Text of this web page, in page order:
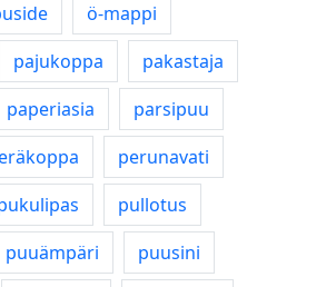
ö-mappi
pajukoppa
pakastaja
paperiasia
parsipuu
perunavati
pullotus
puuämpäri
puusini